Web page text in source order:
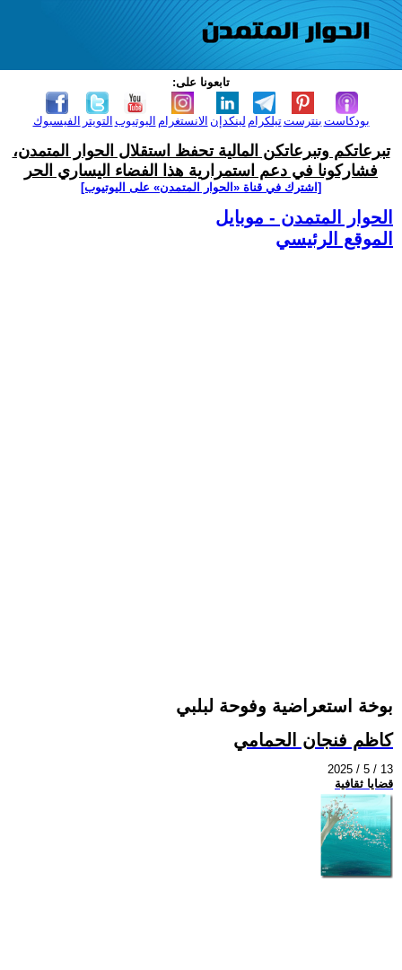
تابعونا على:
الفيسبوك التويتر اليوتيوب الانستغرام لينكدإن تيلكرامبنترست بودكاست
تبرعاتكم وتبرعاتكن المالية تحفظ استقلال الحوار المتمدن،
فشاركونا في دعم استمرارية هذا الفضاء اليساري الحر
[اشترك في قناة ‫«الحوار المتمدن» على اليوتيوب]
الحوار المتمدن - موبايل
الموقع الرئيسي
بوخة استعراضية وفوحة لبلبي
كاظم فنجان الحمامي
2025 / 5 / 13
قضايا ثقافية